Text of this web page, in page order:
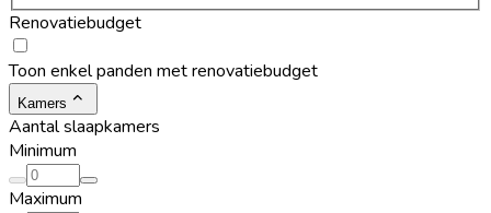
Renovatiebudget
Toon enkel panden met renovatiebudget
Kamers
Aantal slaapkamers
Minimum
Maximum